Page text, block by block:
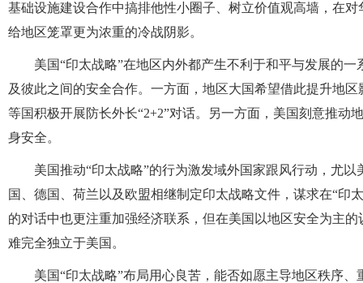
基础设施建设合作中搞排他性小圈子、树立价值观高墙，在
给地区笼罩更为浓重的冷战阴影。
美国“印太战略”在地区内外都产生不利于和平与发展的
及彼此之间的安全合作。一方面，地区大国希望借此提升地
等国积极开展防长外长“2+2”对话。另一方面，美国刻意推
身安全。
美国推动“印太战略”的行为激发域外国家跟风行动，尤
国、德国、荷兰以及欧盟相继制定印太战略文件，谋求在“印
的对话中也更注重加强经济联系，但在美国以地区安全为主
难完全独立于美国。
美国“印太战略”布局用心良苦，能否如愿主导地区秩序